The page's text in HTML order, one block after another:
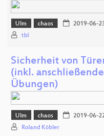
Ulm chaos 2019-06-
tbl
Sicherheit von
(inkl.
Übungen)
Ulm chaos 2019-06-
Roland Köbler